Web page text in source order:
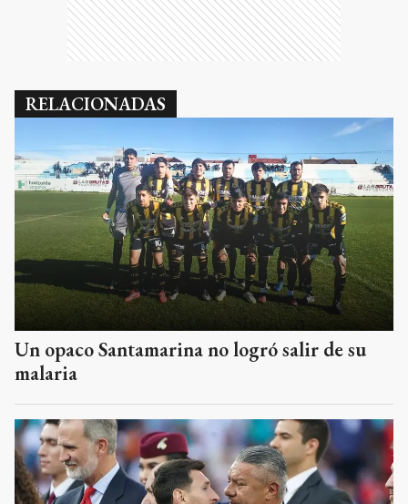
RELACIONADAS
Un opaco Santamarina no logró salir de su
malaria